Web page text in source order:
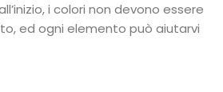
i colori non devono essere
ed ogni elemento può aiutarvi